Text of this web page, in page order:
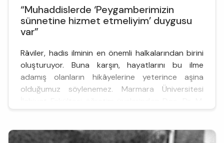
“Muhaddislerde ‘Peygamberimizin
sünnetine hizmet etmeliyim’ duygusu
var”
Râviler, hadis ilminin en önemli halkalarından birini
oluşturuyor. Buna karşın, hayatlarını bu ilme
adamış olanların hikâyelerine yeterince aşina
olduğumuz söylenemez. Marmara Üniversitesi
Enes Topgül, bu eksikliği gidermek amacıyla önemli
formunda kaleme aldığı Râvi, oldukça dikkat çekti